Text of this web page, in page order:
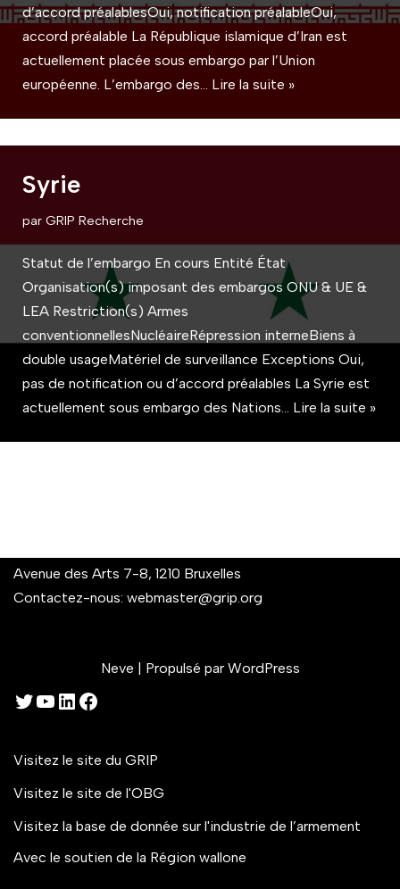
d’accord préalablesOui, notification préalableOui,
accord préalable La République islamique d’Iran est
actuellement placée sous embargo par l’Union
européenne. L’embargo des… Lire la suite »
Syrie
par GRIP Recherche
Statut de l’embargo En cours Entité État
Organisation(s) imposant des embargos ONU & UE &
LEA Restriction(s) Armes
conventionnellesNucléaireRépression interneBiens à
double usageMatériel de surveillance Exceptions Oui,
pas de notification ou d’accord préalables La Syrie est
actuellement sous embargo des Nations… Lire la suite »
Avenue des Arts 7-8, 1210 Bruxelles
Contactez-nous: webmaster@grip.org
Neve | Propulsé par WordPress
Visitez le site du GRIP
Visitez le site de l'OBG
Visitez la base de donnée sur l'industrie de l’armement
Avec le soutien de la Région wallone